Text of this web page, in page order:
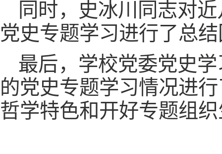
同时，史冰川同志对
党史专题学习进行了总
最后，学校党委党史
的党史专题学习情况进
哲学特色和开好专题组